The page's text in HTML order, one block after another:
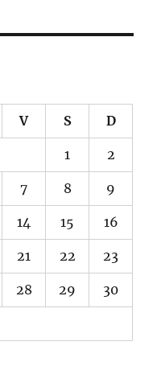
V S D
1 2
7 8 9
14 15 16
21 22 23
28 29 30